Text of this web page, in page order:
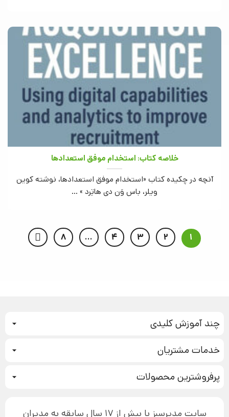
خلاصه کتاب: استخدام موفق استعدادها
آنچه در چکیده کتاب «استخدام موفق استعدادها، نوشته کوین
ویلر، باس وَن دی هاتِرد » ...
1
2
3
4
…
8
چند آموزش کلیدی
بازاریابی عصبی
تبلیغ نویسی
افزایش عملکرد
خدمات مشتریان
آموزش دسترسی به دانلود فایل‌ها
پرفروشترین محصولاتدوره جدید سیستم سازی
سایت مدیرسبز با بیش از 17 سال سابقه به مدیران